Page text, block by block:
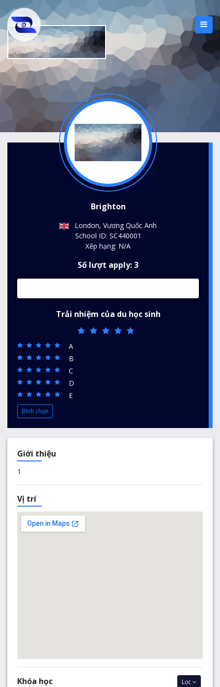
Brighton
London, Vương Quốc Anh
School ID: SC440001
Xếp hạng: N/A
Số lượt apply: 3
Trải nhiệm của du học sinh
A
B
C
D
E
Bình chọn
Giới thiệu
1
Vị trí
Khóa học Lọc